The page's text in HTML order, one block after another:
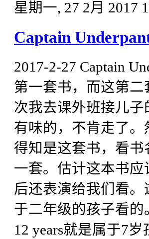
星期一, 27 2月 2017
Captain
2017-2-27 Captain
第一套书，而这第
次我去课外班接儿
有味的，不肯走了
得知是这套书，看
一套。估计这本书
后还表演给我们看
于二年级的孩子看的
12 years就是属于7